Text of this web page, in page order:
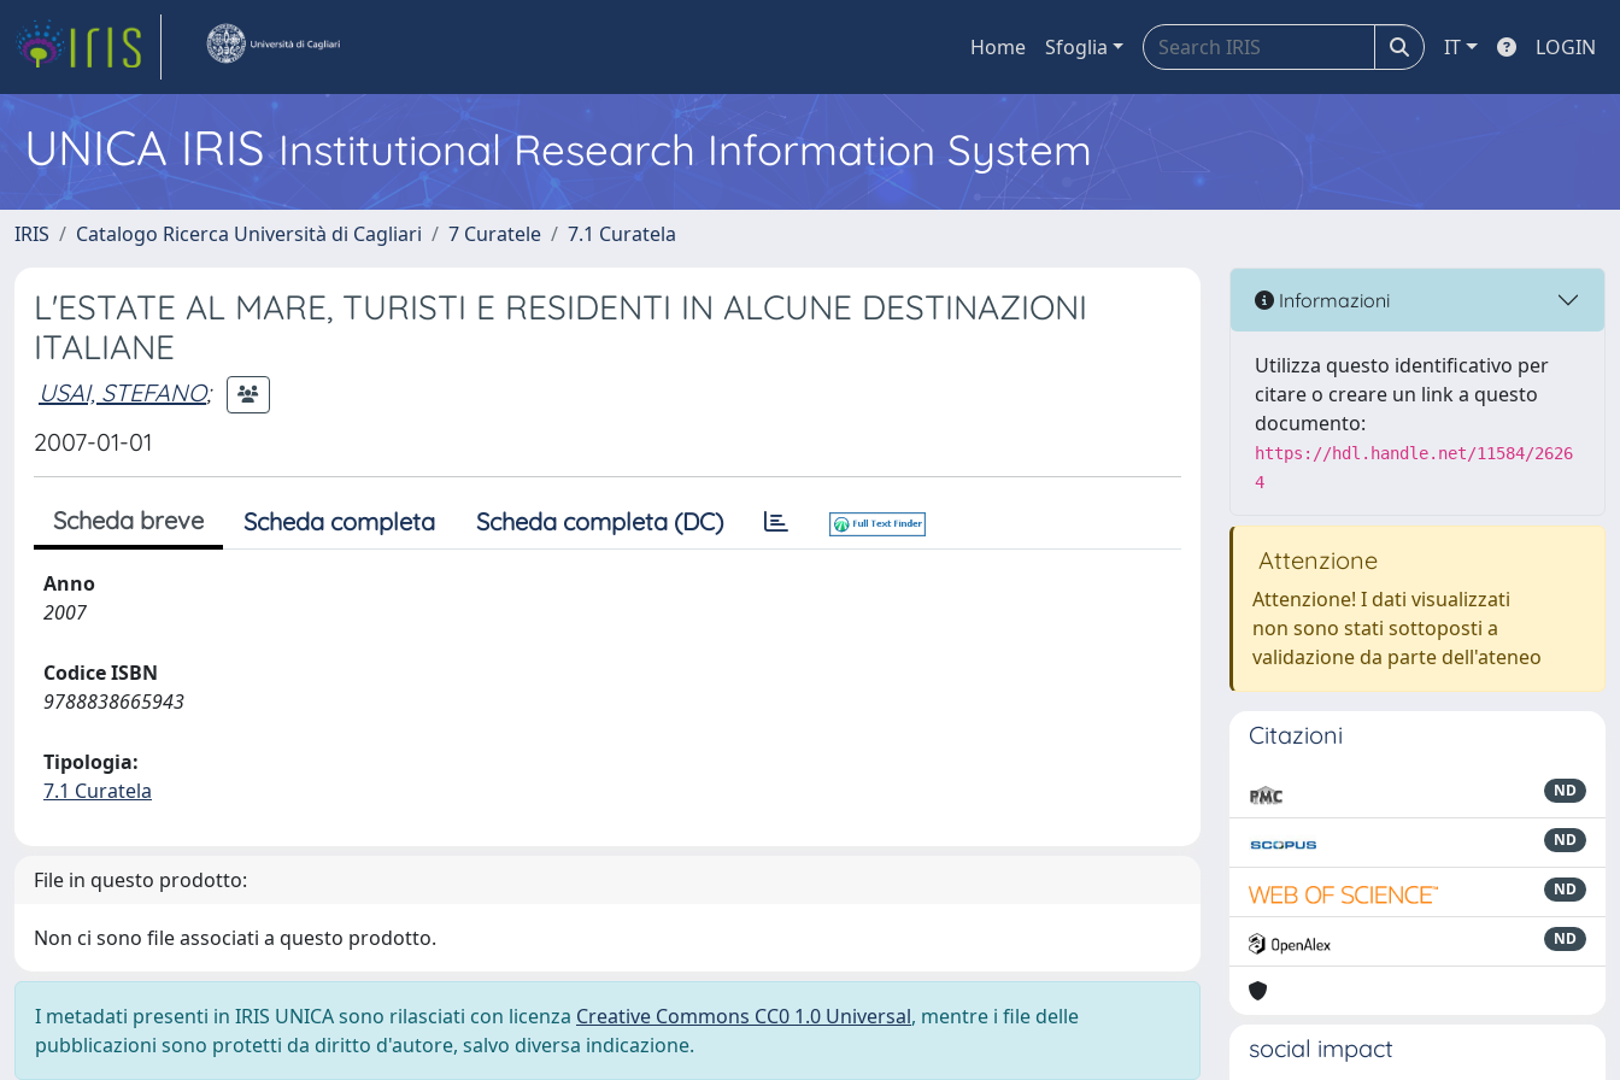
Home Sfoglia IT LOGIN
UNICA IRISInstitutional Research Information System
IRIS Catalogo Ricerca Università di Cagliari 7 Curatele 7.1 Curatela
L'ESTATE AL MARE, TURISTI E RESIDENTI IN ALCUNE DESTINAZIONI
ITALIANE
USAI, STEFANO;
2007-01-01
Scheda breve Scheda completa Scheda completa (DC)
Anno
2007
Codice ISBN
9788838665943
Tipologia:
7.1 Curatela
File in questo prodotto:
Non ci sono file associati a questo prodotto.
I metadati presenti in IRIS UNICA sono rilasciati con licenza Creative Commons CC0 1.0 Universal, mentre i file delle
pubblicazioni sono protetti da diritto d'autore, salvo diversa indicazione.
Informazioni
Utilizza questo identificativo per
citare o creare un link a questo
documento:
https://hdl.handle.net/11584/2626
4
Attenzione
Attenzione! I dati visualizzati
non sono stati sottoposti a
validazione da parte dell'ateneo
Citazioni
ND
ND
ND
ND
social impact